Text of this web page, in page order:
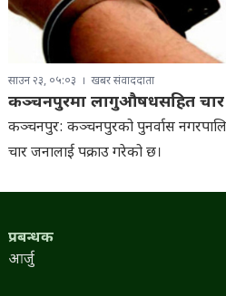
साउन २३, ०५:०३ खबर संवाददाता
कञ्चनपुरमा लागुऔषधसहित चार
कञ्चनपुर: कञ्चनपुरको पुनर्वास
चार जनालाई पक्राउ गरेको छ।
प्रबन्धक
आर्जु